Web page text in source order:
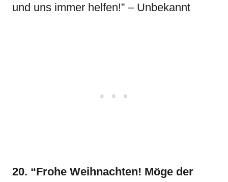
und uns immer helfen!” – Unbekannt
20. “Frohe Weihnachten! Möge der